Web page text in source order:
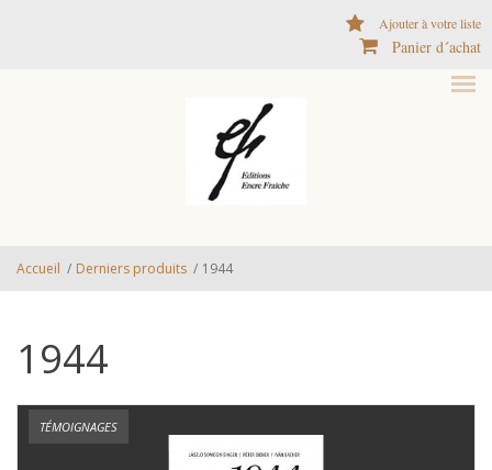
Ajouter à votre liste
Panier d´achat
Accueil / Derniers produits / 1944
1944
TÉMOIGNAGES